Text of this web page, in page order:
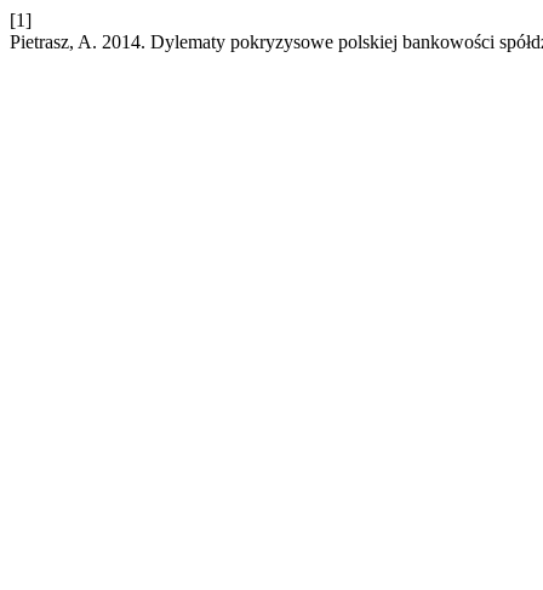
[1]
Pietrasz, A. 2014. Dylematy pokryzysowe polskiej bankowości